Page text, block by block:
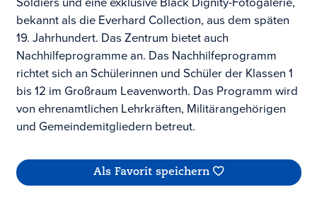
bekannt als die Everhard Collection, aus dem späten
19. Jahrhundert. Das Zentrum bietet auch
Nachhilfeprogramme an. Das Nachhilfeprogramm
richtet sich an Schülerinnen und Schüler der Klassen 1
bis 12 im Großraum Leavenworth. Das Programm wird
von ehrenamtlichen Lehrkräften, Militärangehörigen
und Gemeindemitgliedern betreut.
Als Favorit speichern